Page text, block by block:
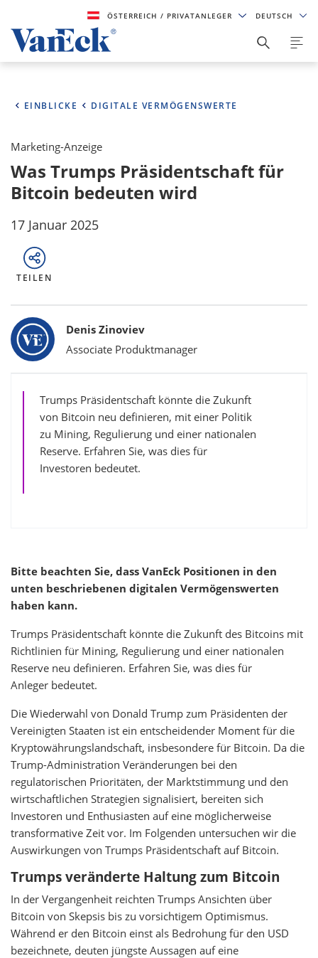
ÖSTERREICH/ PRIVATANLEGER DEUTSCH
EINBLICKE DIGITALE VERMÖGENSWERTE
Marketing-Anzeige
Was Trumps Präsidentschaft für
Bitcoin bedeuten wird
17 Januar 2025
TEILEN
Bylines
Denis Zinoviev
Associate Produktmanager
Trumps Präsidentschaft könnte die Zukunft
von Bitcoin neu definieren, mit einer Politik
zu Mining, Regulierung und einer nationalen
Reserve. Erfahren Sie, was dies für
Investoren bedeutet.
Bitte beachten Sie, dass VanEck Positionen in den
unten beschriebenen digitalen Vermögenswerten
haben kann.
Trumps Präsidentschaft könnte die Zukunft des Bitcoins mit
Richtlinien für Mining, Regulierung und einer nationalen
Reserve neu definieren. Erfahren Sie, was dies für
Anleger bedeutet.
Die Wiederwahl von Donald Trump zum Präsidenten der
Vereinigten Staaten ist ein entscheidender Moment für die
Kryptowährungslandschaft, insbesondere für Bitcoin. Da die
Trump-Administration Veränderungen bei den
regulatorischen Prioritäten, der Marktstimmung und den
wirtschaftlichen Strategien signalisiert, bereiten sich
Investoren und Enthusiasten auf eine möglicherweise
transformative Zeit vor. Im Folgenden untersuchen wir die
Auswirkungen von Trumps Präsidentschaft auf Bitcoin.
Trumps veränderte Haltung zum Bitcoin
In der Vergangenheit reichten Trumps Ansichten über
Bitcoin von Skepsis bis zu vorsichtigem Optimismus.
Während er den Bitcoin einst als Bedrohung für den USD
bezeichnete, deuten jüngste Aussagen auf eine